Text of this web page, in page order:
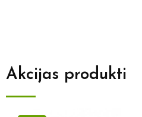
Akcijas produkti